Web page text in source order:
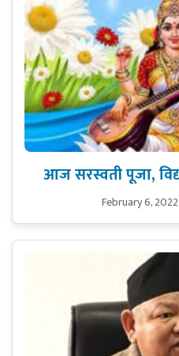
आज सरस्वती पूजा,
February 6, 2022